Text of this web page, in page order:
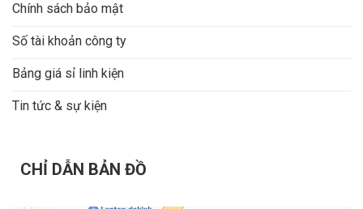
Chính sách bảo mật
Số tài khoản công ty
Bảng giá sỉ linh kiện
Tin tức & sự kiện
CHỈ DẪN BẢN ĐỒ